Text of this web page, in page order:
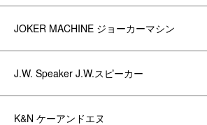
JOKER MACHINE ジョーカーマシン
J.W. Speaker J.W.スピーカー
K&N ケーアンドエヌ